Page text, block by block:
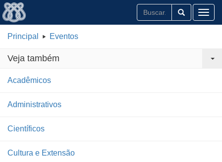
Principal Eventos
Veja também
Acadêmicos
Administrativos
Científicos
Cultura e Extensão